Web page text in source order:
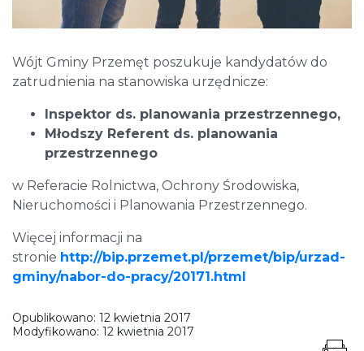
Wójt Gminy Przemęt poszukuje kandydatów do
zatrudnienia na stanowiska urzędnicze:
Inspektor ds. planowania przestrzennego,
Młodszy Referent ds. planowania
przestrzennego
w Referacie Rolnictwa, Ochrony Środowiska,
Nieruchomości i Planowania Przestrzennego.
Więcej informacji na
stronie http://bip.przemet.pl/przemet/bip/urzad-
gminy/nabor-do-pracy/20171.html
Opublikowano: 12 kwietnia 2017
Modyfikowano: 12 kwietnia 2017